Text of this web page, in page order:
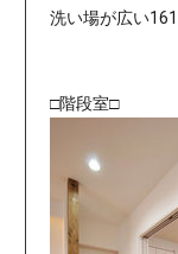
洗い場が広い
□階段室□